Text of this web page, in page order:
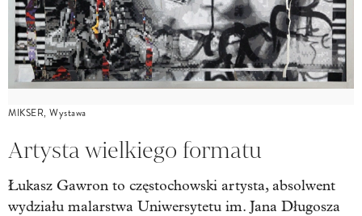
MIKSER, Wystawa
Artysta wielkiego formatu
Łukasz Gawron to częstochowski artysta, absolwent
wydziału malarstwa Uniwersytetu im. Jana Długosza